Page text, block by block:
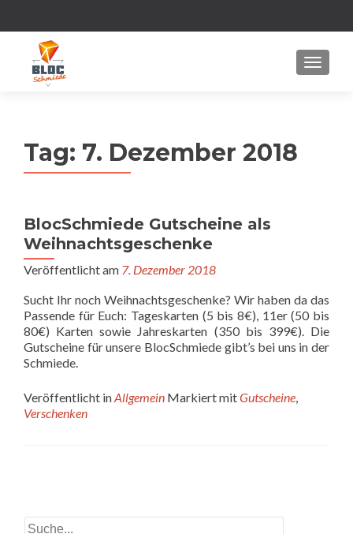
MENU
Tag: 7. Dezember 2018
BlocSchmiede Gutscheine als
Weihnachtsgeschenke
Veröffentlicht am 7. Dezember 2018
Sucht Ihr noch Weihnachtsgeschenke? Wir haben da das
Passende für Euch: Tageskarten (5 bis 8€), 11er (50 bis
80€) Karten sowie Jahreskarten (350 bis 399€). Die
Gutscheine für unsere BlocSchmiede gibt’s bei uns in der
Schmiede.
Veröffentlicht inAllgemein Markiert mitGutscheine,
Verschenken
Navigation